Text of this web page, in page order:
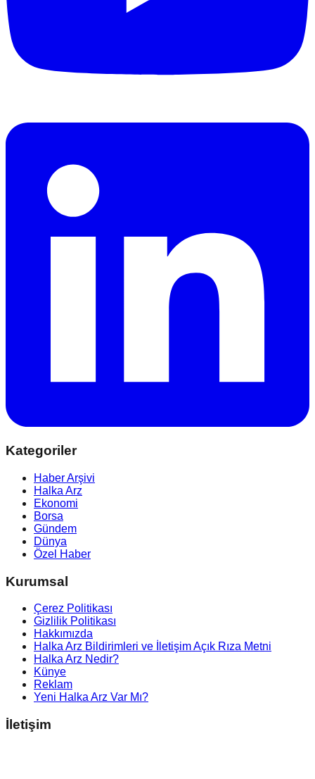
Kategoriler
Haber Arşivi
Halka Arz
Ekonomi
Borsa
Gündem
Dünya
Özel Haber
Kurumsal
Çerez Politikası
Gizlilik Politikası
Hakkımızda
Halka Arz Bildirimleri ve İletişim Açık Rıza Metni
Halka Arz Nedir?
Künye
Reklam
Yeni Halka Arz Var Mı?
İletişim